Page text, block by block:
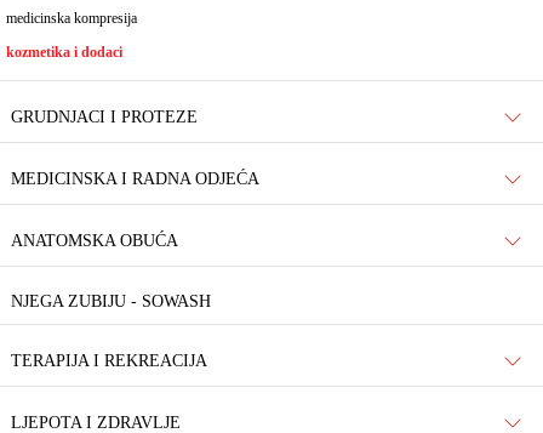
medicinska kompresija
kozmetika i dodaci
GRUDNJACI I PROTEZE
MEDICINSKA I RADNA ODJEĆA
ANATOMSKA OBUĆA
NJEGA ZUBIJU - SOWASH
TERAPIJA I REKREACIJA
LJEPOTA I ZDRAVLJE